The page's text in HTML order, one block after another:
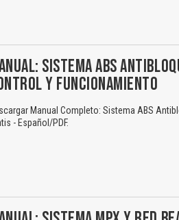
SISTEMA ABS
Y FUNCIONAMIENTO
Manual Completo: Sistema ABS
- Español/PDF.